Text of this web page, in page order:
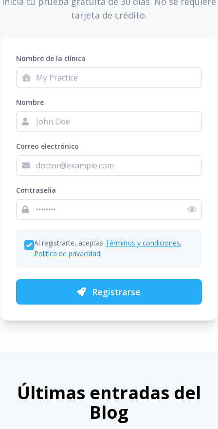
tarjeta de crédito.
Nombre de la clínica
Nombre
Correo electrónico
Contraseña
Al registrarte, aceptas Términos y condiciones,
Política de privacidad
Registrarse
Últimas entradas del
Blog